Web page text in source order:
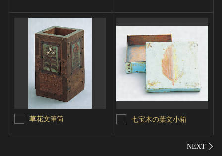
草花文筆筒 七宝木の葉文小箱
シェ